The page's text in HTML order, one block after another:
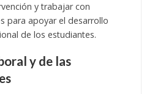
y trabajar con
para apoyar el desarrollo
de los estudiantes.
y de las